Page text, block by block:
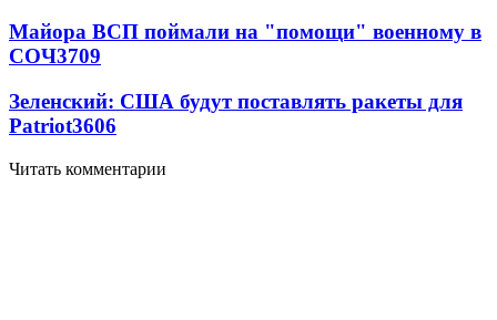
Майора ВСП поймали на "помощи" военному в
СОЧ3709
Зеленский: США будут поставлять ракеты для
Patriot3606
Читать комментарии